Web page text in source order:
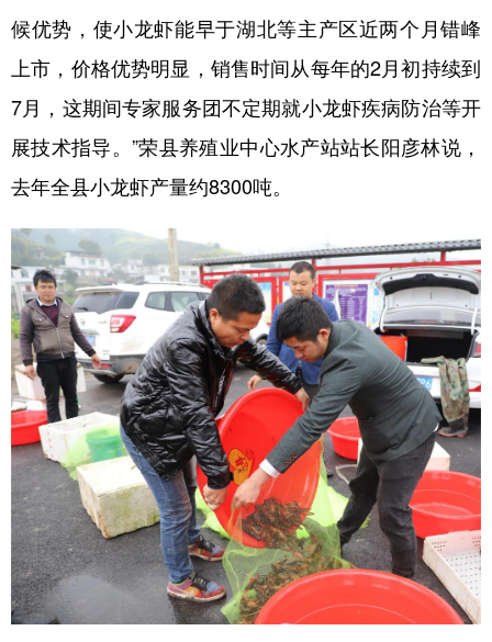
地方频道
北京 天津 河北 山西
浙江 安徽
广东 广西 海南 重庆
四川 贵州 云南 西藏
陕西 甘肃 青海 宁夏
新疆 内蒙古 黑龙江
多语种频道
English Español Français عربى
Русский язык 日本語 한국어
Deutsch Português
候优势，使小龙虾能早于湖北等主产区近两个月错峰
上市，价格优势明显，销售时间从每年的2月初持续到
7月，这期间专家服务团不定期就小龙虾疾病防治等开
展技术指导。”荣县养殖业中心水产站站长阳彦林说，
去年全县小龙虾产量约8300吨。